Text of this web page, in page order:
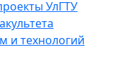
УлГТУ
и технологий